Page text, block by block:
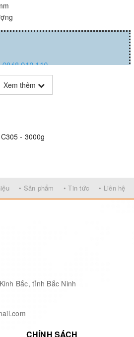
0868.019.119
kimchibao.vn
Vũ Kiệt, Phường Tiền Ninh Vệ, TP
Bắc Ninh.
là niềm vinh hạnh của Kim
Xem thêm
- 3000g
• Sản phẩm • Tin tức • Liên hệ
Bắc, tỉnh Bắc Ninh
CHÍNH SÁCH